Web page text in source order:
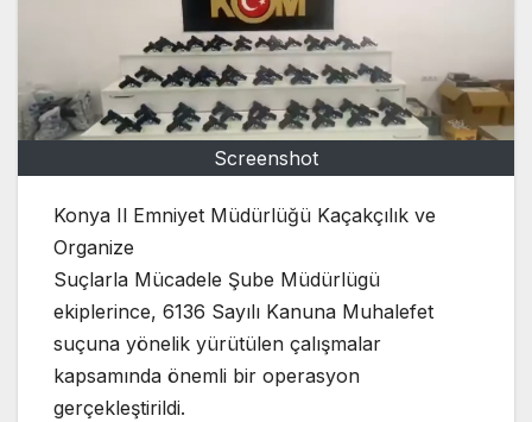
Screenshot
Konya Il Emniyet Müdürlüğü Kaçakçılık ve
Organize
Suçlarla Mücadele Şube Müdürlügü
ekiplerince, 6136 Sayılı Kanuna Muhalefet
suçuna yönelik yürütülen çalışmalar
kapsamında önemli bir operasyon
gerçekleştirildi.